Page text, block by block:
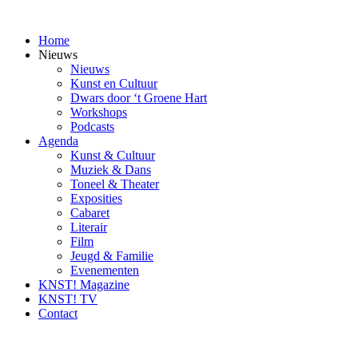
inhoudHome
Nieuws
Nieuws
Kunst en Cultuur
Dwars door ‘t Groene Hart
Workshops
Podcasts
Agenda
Kunst & Cultuur
Muziek & Dans
Toneel & Theater
Exposities
Cabaret
Literair
Film
Jeugd & Familie
Evenementen
KNST! Magazine
KNST! TV
Contact